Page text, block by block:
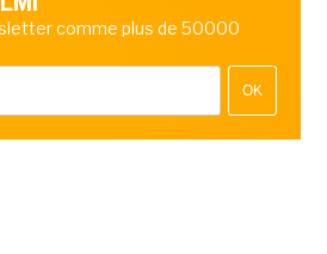
comme plus de 50000
OK